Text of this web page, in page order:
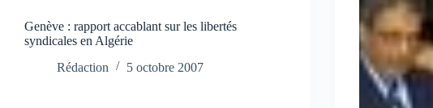
Genève : rapport accablant sur les libertés
syndicales en Algérie
Rédaction
5 octobre 2007